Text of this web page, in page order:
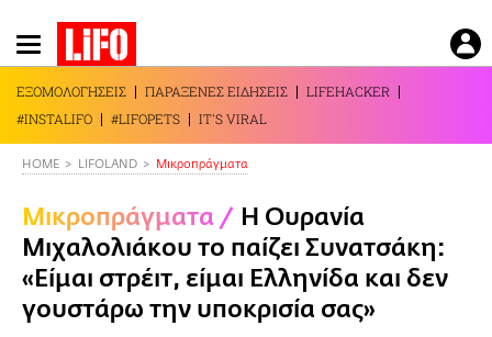
Παράκαμψη
προς
το
κυρίως
περιεχόμενο
ΕΞΟΜΟΛΟΓΗΣΕΙΣ ΠΑΡΑΞΕΝΕΣ ΕΙΔΗΣΕΙΣ
LIFEHACKER
#INSTALIFO
#LIFOPETS IT'S VIRAL
HOME LIFOLAND Mικροπράγματα
Mικροπράγματα / Η Ουρανία
Μιχαλολιάκου το παίζει Συνατσάκη:
«Είμαι στρέιτ, είμαι Ελληνίδα και δεν
γουστάρω την υποκρισία σας»